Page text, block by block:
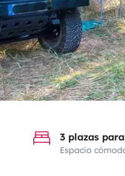
3 plazas
Espacio